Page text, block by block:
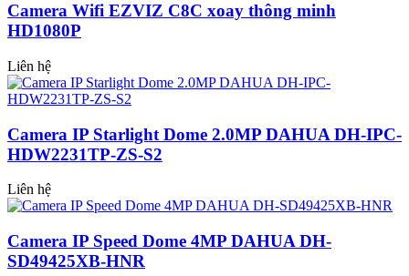
Camera Wifi EZVIZ C8C xoay thông minh
HD1080P
Liên hệ
Camera IP Starlight Dome 2.0MP DAHUA DH-IPC-
HDW2231TP-ZS-S2
Liên hệ
Camera IP Speed Dome 4MP DAHUA DH-
SD49425XB-HNR